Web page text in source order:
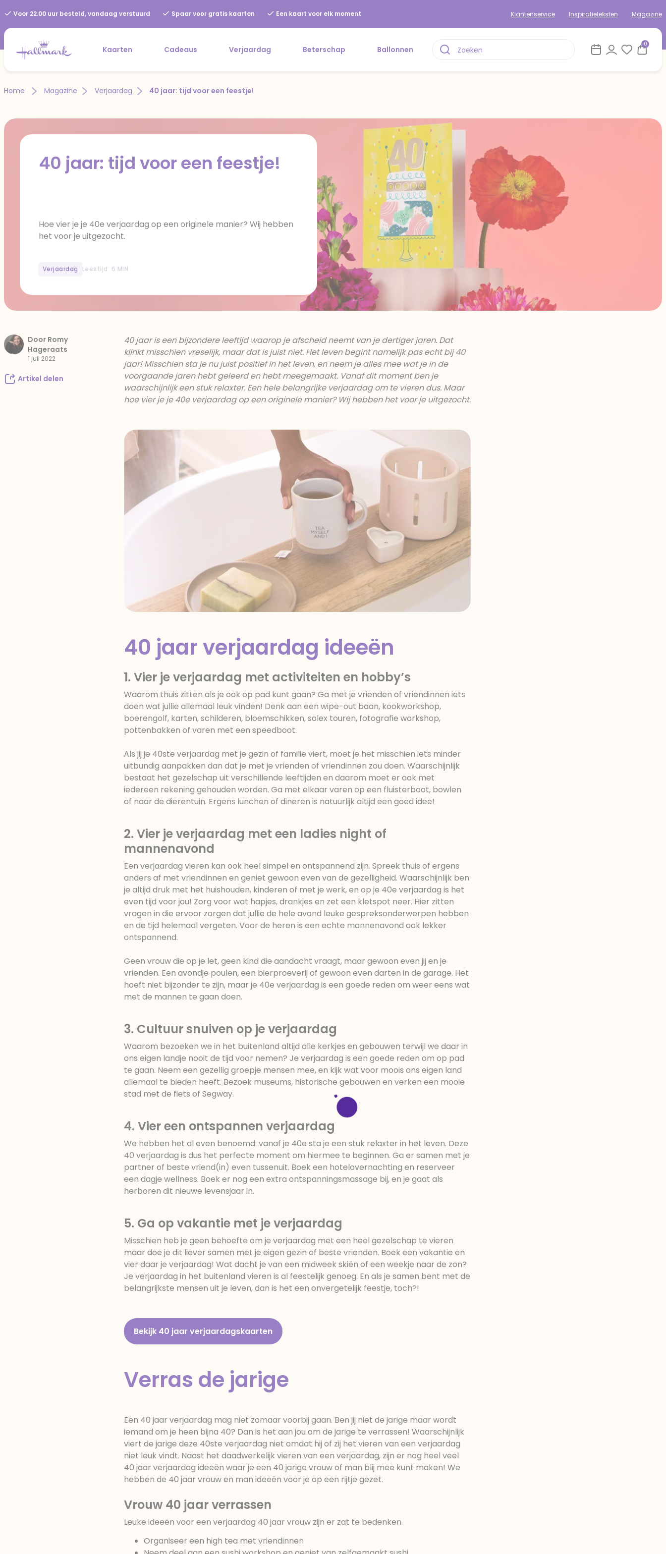
Voor 22.00 uur besteld, vandaag verstuurd Spaar voor gratis kaarten Een kaart voor elk moment Klantenservice Inspiratieteksten Magazine
Kaarten Cadeaus Verjaardag Beterschap Ballonnen
0
Home Magazine Verjaardag 40 jaar: tijd voor een feestje!
40 jaar: tijd voor een feestje!
Hoe vier je je 40e verjaardag op een originele manier? Wij hebben
het voor je uitgezocht.
Verjaardag Leestijd: 6 MIN
Door Romy
Hageraats
1 juli 2022
Artikel delen
40 jaar is een bijzondere leeftijd waarop je afscheid neemt van je dertiger jaren. Dat
klinkt misschien vreselijk, maar dat is juist niet. Het leven begint namelijk pas echt bij 40
jaar! Misschien sta je nu juist positief in het leven, en neem je alles mee wat je in de
voorgaande jaren hebt geleerd en hebt meegemaakt. Vanaf dit moment ben je
waarschijnlijk een stuk relaxter. Een hele belangrijke verjaardag om te vieren dus. Maar
hoe vier je je 40e verjaardag op een originele manier? Wij hebben het voor je uitgezocht.
40 jaar verjaardag ideeën
1. Vier je verjaardag met activiteiten en hobby’s
Waarom thuis zitten als je ook op pad kunt gaan? Ga met je vrienden of vriendinnen iets
doen wat jullie allemaal leuk vinden! Denk aan een wipe-out baan, kookworkshop,
boerengolf, karten, schilderen, bloemschikken, solex touren, fotografie workshop,
pottenbakken of varen met een speedboot.
Als jij je 40ste verjaardag met je gezin of familie viert, moet je het misschien iets minder
uitbundig aanpakken dan dat je met je vrienden of vriendinnen zou doen. Waarschijnlijk
bestaat het gezelschap uit verschillende leeftijden en daarom moet er ook met
iedereen rekening gehouden worden. Ga met elkaar varen op een fluisterboot, bowlen
of naar de dierentuin. Ergens lunchen of dineren is natuurlijk altijd een goed idee!
2. Vier je verjaardag met een ladies night of
mannenavond
Een verjaardag vieren kan ook heel simpel en ontspannend zijn. Spreek thuis of ergens
anders af met vriendinnen en geniet gewoon even van de gezelligheid. Waarschijnlijk ben
je altijd druk met het huishouden, kinderen of met je werk, en op je 40e verjaardag is het
even tijd voor jou! Zorg voor wat hapjes, drankjes en zet een kletspot neer. Hier zitten
vragen in die ervoor zorgen dat jullie de hele avond leuke gespreksonderwerpen hebben
en de tijd helemaal vergeten. Voor de heren is een echte mannenavond ook lekker
ontspannend.
Geen vrouw die op je let, geen kind die aandacht vraagt, maar gewoon even jij en je
vrienden. Een avondje poulen, een bierproeverij of gewoon even darten in de garage. Het
hoeft niet bijzonder te zijn, maar je 40e verjaardag is een goede reden om weer eens wat
met de mannen te gaan doen.
3. Cultuur snuiven op je verjaardag
Waarom bezoeken we in het buitenland altijd alle kerkjes en gebouwen terwijl we daar in
ons eigen landje nooit de tijd voor nemen? Je verjaardag is een goede reden om op pad
te gaan. Neem een gezellig groepje mensen mee, en kijk wat voor moois ons eigen land
allemaal te bieden heeft. Bezoek museums, historische gebouwen en verken een mooie
stad met de fiets of Segway.
4. Vier een ontspannen verjaardag
We hebben het al even benoemd: vanaf je 40e sta je een stuk relaxter in het leven. Deze
40 verjaardag is dus het perfecte moment om hiermee te beginnen. Ga er samen met je
partner of beste vriend(in) even tussenuit. Boek een hotelovernachting en reserveer
een dagje wellness. Boek er nog een extra ontspanningsmassage bij, en je gaat als
herboren dit nieuwe levensjaar in.
5. Ga op vakantie met je verjaardag
Misschien heb je geen behoefte om je verjaardag met een heel gezelschap te vieren
maar doe je dit liever samen met je eigen gezin of beste vrienden. Boek een vakantie en
vier daar je verjaardag! Wat dacht je van een midweek skiën of een weekje naar de zon?
Je verjaardag in het buitenland vieren is al feestelijk genoeg. En als je samen bent met de
belangrijkste mensen uit je leven, dan is het een onvergetelijk feestje, toch?!
Bekijk 40 jaar verjaardagskaarten
Verras de jarige
Een 40 jaar verjaardag mag niet zomaar voorbij gaan. Ben jij niet de jarige maar wordt
iemand om je heen bijna 40? Dan is het aan jou om de jarige te verrassen! Waarschijnlijk
viert de jarige deze 40ste verjaardag niet omdat hij of zij het vieren van een verjaardag
niet leuk vindt. Naast het daadwerkelijk vieren van een verjaardag, zijn er nog heel veel
40 jaar verjaardag ideeën waar je een 40 jarige vrouw of man blij mee kunt maken! We
hebben de 40 jaar vrouw en man ideeën voor je op een rijtje gezet.
Vrouw 40 jaar verrassen
Leuke ideeën voor een verjaardag 40 jaar vrouw zijn er zat te bedenken.
Organiseer een high tea met vriendinnen